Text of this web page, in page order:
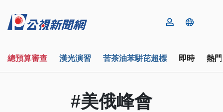
總預算審查 漢光演習 苦茶油苯駢芘超標 即時 熱
#美俄峰會